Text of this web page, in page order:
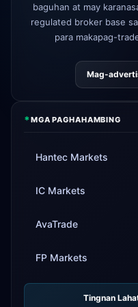
Tickmill
ay 24h
baguhan at may
regulated broker base
para makapag-
Mag-
*MGA PAGHAHAMBING
Hantec Markets
IC Markets
AvaTrade
FP Markets
Tingnan